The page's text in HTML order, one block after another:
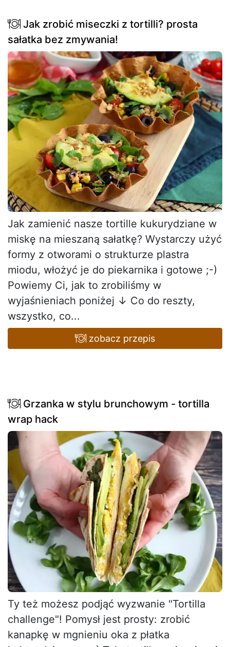
Jak zrobić miseczki z tortilli? prosta
sałatka bez zmywania!
Jak zamienić nasze tortille kukurydziane w
miskę na mieszaną sałatkę? Wystarczy użyć
formy z otworami o strukturze plastra
miodu, włożyć je do piekarnika i gotowe ;-)
Powiemy Ci, jak to zrobiliśmy w
wyjaśnieniach poniżej ↓ Co do reszty,
wszystko, co...
zobacz przepis
Grzanka w stylu brunchowym - tortilla
wrap hack
Ty też możesz podjąć wyzwanie "Tortilla
challenge"! Pomysł jest prosty: zrobić
kanapkę w mgnieniu oka z płatka